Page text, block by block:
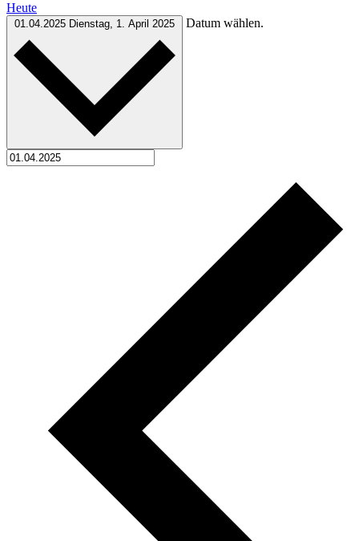
Heute
01.04.2025 Dienstag, 1. April 2025 Datum wählen.